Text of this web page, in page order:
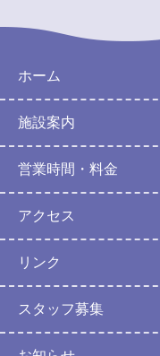
ホーム
施設案内
営業時間・料金
アクセス
リンク
スタッフ募集